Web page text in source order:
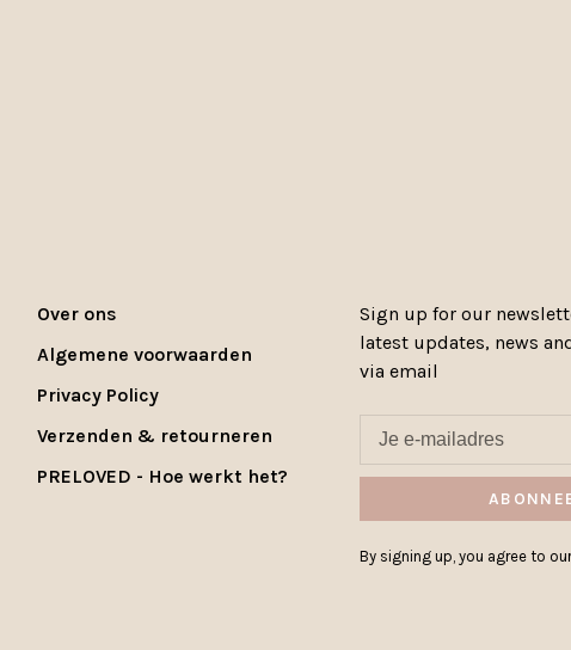
Over ons
Algemene voorwaarden
Privacy Policy
Verzenden & retourneren
PRELOVED - Hoe werkt het?
Sign up for our
latest updates, news
via email
By signing up, you agree to